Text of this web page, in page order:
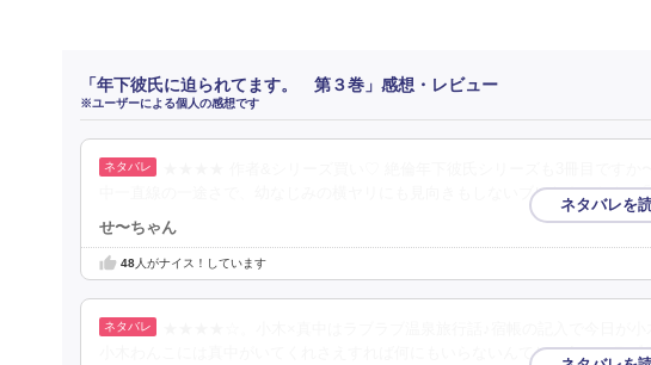
「年下彼氏に迫られてます。 第３巻」感想・レビュー
※ユーザーによる個人の感想です
中一直線の一途さで、幼なじみの横ヤリにも見向きもしないブレなさでした♪「
せ〜ちゃん
48人がナイス！しています
小木わんこには真中がいてくれさえすれば何にもいらないんてしょうに。ラブ